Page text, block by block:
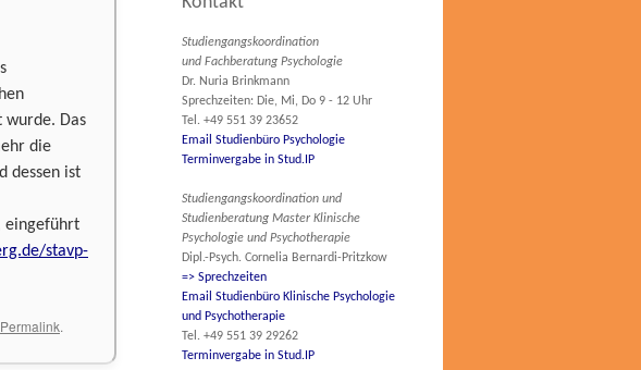
wurde. Das
die
dessen ist
eingeführt
stavp-
Permalink.
Studiengangskoordination
und Fachberatung Psychologie
Dr. Nuria Brinkmann
Sprechzeiten: Die, Mi, Do 9 - 12 Uhr
Tel. +49 551 39 23652
Email Studienbüro Psychologie
Terminvergabe in Stud.IP
Studiengangskoordination und
Studienberatung Master Klinische
Psychologie und Psychotherapie
Dipl.-Psych. Cornelia Bernardi-Pritzkow
=> Sprechzeiten
Email Studienbüro Klinische Psychologie
und Psychotherapie
Tel. +49 551 39 29262
Terminvergabe in Stud.IP